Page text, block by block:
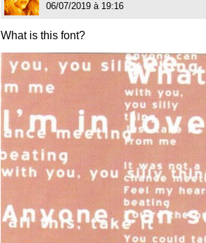
06/07/2019 à 19:16
What is this font?